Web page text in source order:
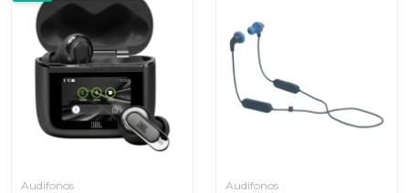
Audifonos Audifonos